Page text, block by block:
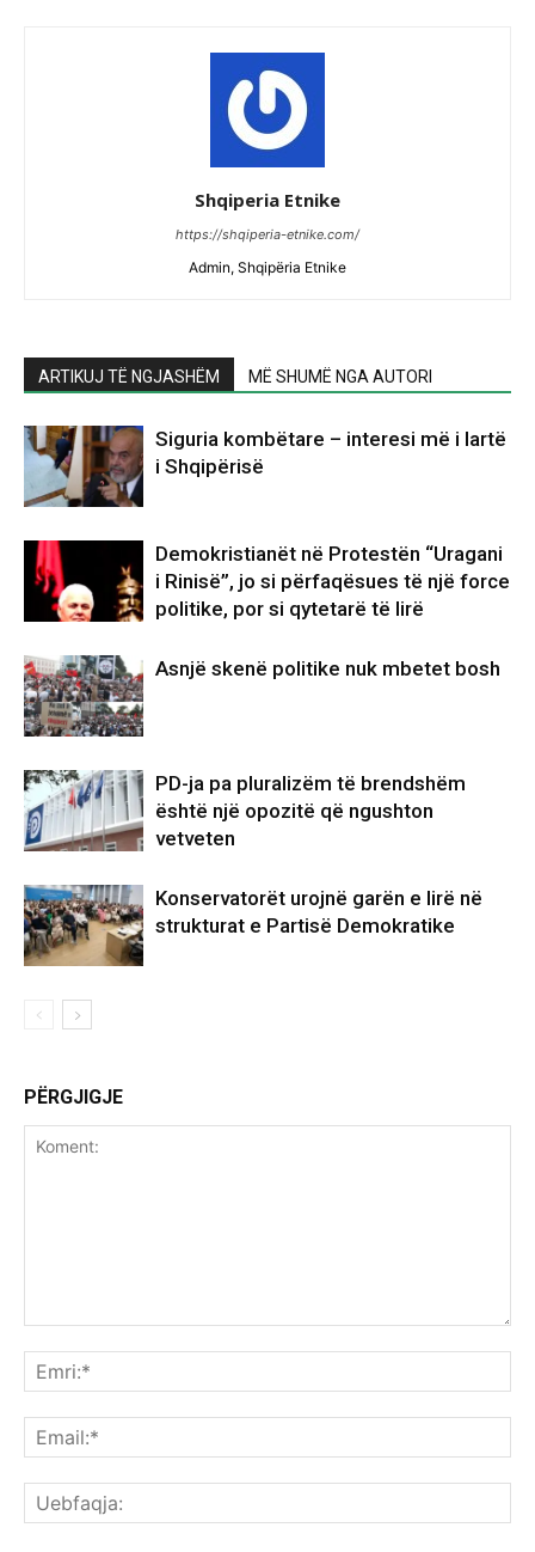
Shqiperia Etnike
https://shqiperia-etnike.com/
Admin, Shqipëria Etnike
ARTIKUJ TË NGJASHËM MË SHUMË NGA AUTORI
Siguria kombëtare – interesi më i lartë
i Shqipërisë
Demokristianët në Protestën “Uragani
i Rinisë”, jo si përfaqësues të një force
politike, por si qytetarë të lirë
Asnjë skenë politike nuk mbetet bosh
PD-ja pa pluralizëm të brendshëm
është një opozitë që ngushton
vetveten
Konservatorët urojnë garën e lirë në
strukturat e Partisë Demokratike
PËRGJIGJE